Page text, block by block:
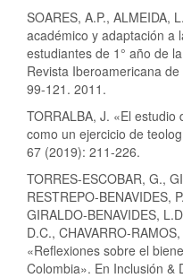
SOARES, A.P., ALMEIDA,
académico y adaptación a
estudiantes de 1° año de
Revista Iberoamericana
99-121. 2011.
TORRALBA, J. «El
como un ejercicio de
67 (2019): 211-226.
TORRES-ESCOBAR, G.,
RESTREPO-BENAVIDES,
GIRALDO-BENAVIDES,
D.C., CHAVARRO-
«Reflexiones sobre el
Colombia». En Inclusión &